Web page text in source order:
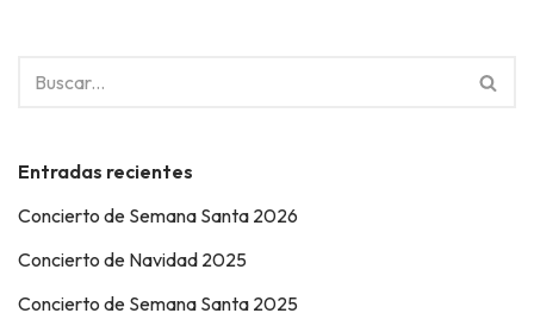
Entradas recientes
Concierto de Semana Santa 2026
Concierto de Navidad 2025
Concierto de Semana Santa 2025